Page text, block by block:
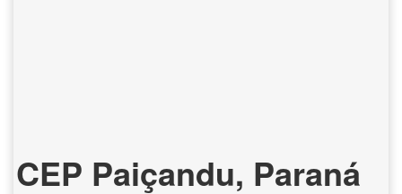
CEP Paiçandu, Paraná